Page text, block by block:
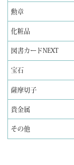
勲章
化粧品
図書カードNEXT
宝石
薩摩切子
貴金属
その他